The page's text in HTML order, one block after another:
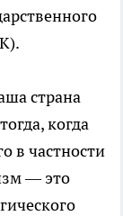
страна
когда
в частности
— это